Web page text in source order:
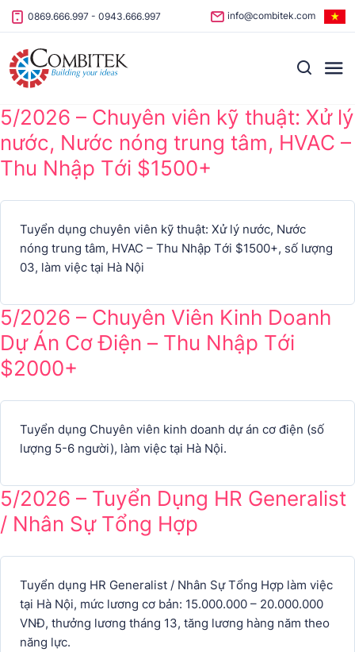
Skip to content
0869.666.997 - 0943.666.997 info@combitek.com
5/2026 – Chuyên viên kỹ thuật: Xử lý
nước, Nước nóng trung tâm, HVAC –
Thu Nhập Tới $1500+
Tuyển dụng chuyên viên kỹ thuật: Xử lý nước, Nước
nóng trung tâm, HVAC – Thu Nhập Tới $1500+, số lượng
03, làm việc tại Hà Nội
5/2026 – Chuyên Viên Kinh Doanh
Dự Án Cơ Điện – Thu Nhập Tới
$2000+
Tuyển dụng Chuyên viên kinh doanh dự án cơ điện (số
lượng 5-6 người), làm việc tại Hà Nội.
5/2026 – Tuyển Dụng HR Generalist
/ Nhân Sự Tổng Hợp
Tuyển dụng HR Generalist / Nhân Sự Tổng Hợp làm việc
tại Hà Nội, mức lương cơ bản: 15.000.000 – 20.000.000
VNĐ, thưởng lương tháng 13, tăng lương hàng năm theo
năng lực.